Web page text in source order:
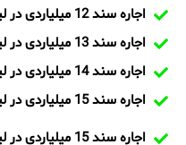
اجاره سند 12 میلیاردی در لیسار
اجاره سند 13 میلیاردی در لیسار
اجاره سند 14 میلیاردی در لیسار
اجاره سند 15 میلیاردی در لیسار
اجاره سند 15 میلیاردی در لیسار